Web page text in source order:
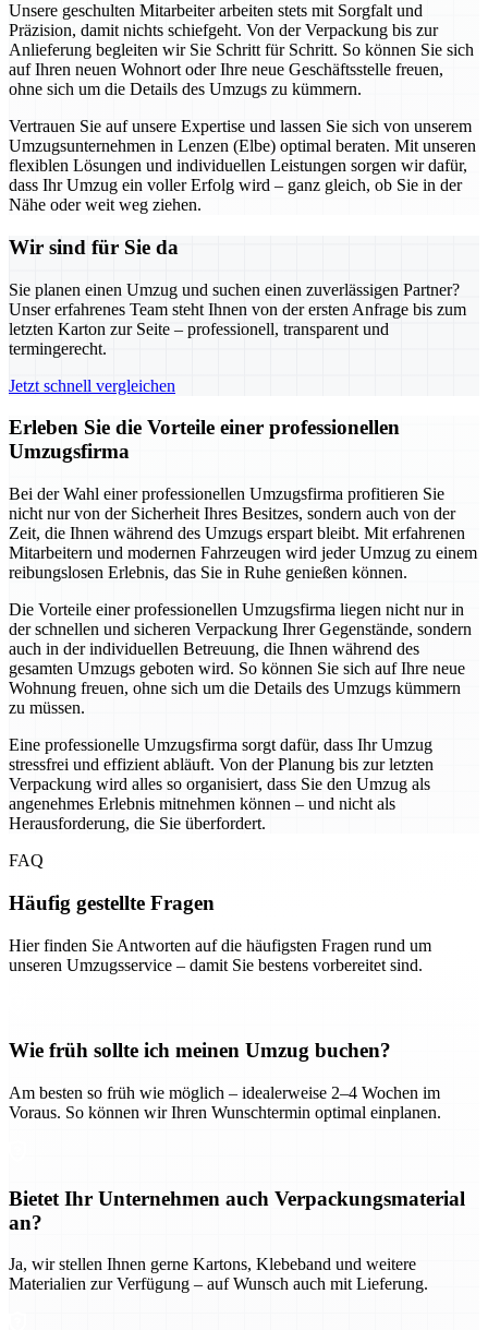
Unsere geschulten Mitarbeiter arbeiten stets mit Sorgfalt und
Präzision, damit nichts schiefgeht. Von der Verpackung bis zur
Anlieferung begleiten wir Sie Schritt für Schritt. So können Sie sich
auf Ihren neuen Wohnort oder Ihre neue Geschäftsstelle freuen,
ohne sich um die Details des Umzugs zu kümmern.
Vertrauen Sie auf unsere Expertise und lassen Sie sich von unserem
Umzugsunternehmen in Lenzen (Elbe) optimal beraten. Mit unseren
flexiblen Lösungen und individuellen Leistungen sorgen wir dafür,
dass Ihr Umzug ein voller Erfolg wird – ganz gleich, ob Sie in der
Nähe oder weit weg ziehen.
Wir sind für Sie da
Sie planen einen Umzug und suchen einen zuverlässigen Partner?
Unser erfahrenes Team steht Ihnen von der ersten Anfrage bis zum
letzten Karton zur Seite – professionell, transparent und
termingerecht.
Jetzt schnell vergleichen
Erleben Sie die Vorteile einer professionellen
Umzugsfirma
Bei der Wahl einer professionellen Umzugsfirma profitieren Sie
nicht nur von der Sicherheit Ihres Besitzes, sondern auch von der
Zeit, die Ihnen während des Umzugs erspart bleibt. Mit erfahrenen
Mitarbeitern und modernen Fahrzeugen wird jeder Umzug zu einem
reibungslosen Erlebnis, das Sie in Ruhe genießen können.
Die Vorteile einer professionellen Umzugsfirma liegen nicht nur in
der schnellen und sicheren Verpackung Ihrer Gegenstände, sondern
auch in der individuellen Betreuung, die Ihnen während des
gesamten Umzugs geboten wird. So können Sie sich auf Ihre neue
Wohnung freuen, ohne sich um die Details des Umzugs kümmern
zu müssen.
Eine professionelle Umzugsfirma sorgt dafür, dass Ihr Umzug
stressfrei und effizient abläuft. Von der Planung bis zur letzten
Verpackung wird alles so organisiert, dass Sie den Umzug als
angenehmes Erlebnis mitnehmen können – und nicht als
Herausforderung, die Sie überfordert.
FAQ
Häufig gestellte Fragen
Hier finden Sie Antworten auf die häufigsten Fragen rund um
unseren Umzugsservice – damit Sie bestens vorbereitet sind.
Wie früh sollte ich meinen Umzug buchen?
Am besten so früh wie möglich – idealerweise 2–4 Wochen im
Voraus. So können wir Ihren Wunschtermin optimal einplanen.
Bietet Ihr Unternehmen auch Verpackungsmaterial
an?
Ja, wir stellen Ihnen gerne Kartons, Klebeband und weitere
Materialien zur Verfügung – auf Wunsch auch mit Lieferung.